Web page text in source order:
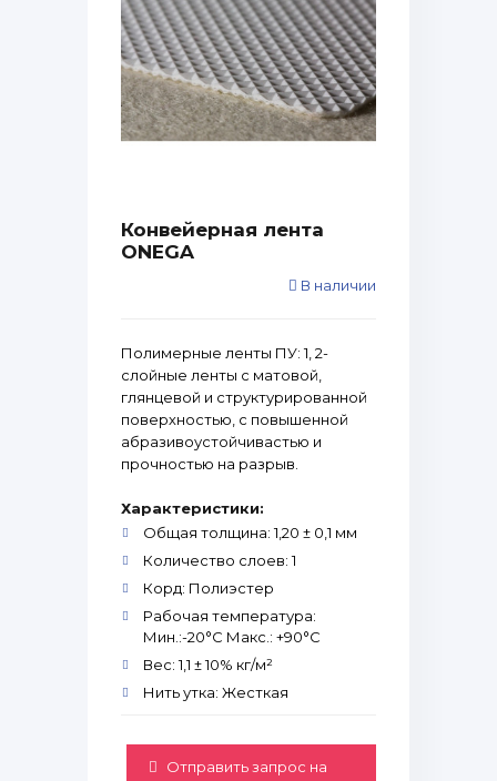
Конвейерная лента
ONEGA
В наличии
Полимерные ленты ПУ: 1, 2-
слойные ленты с матовой,
глянцевой и структурированной
поверхностью, с повышенной
абразивоустойчивастью и
прочностью на разрыв.
Характеристики:
Общая толщина: 1,20 ± 0,1 мм
Количество слоев: 1
Корд: Полиэстер
Рабочая температура:
Мин.:-20°С Макс.: +90°С
Вес: 1,1 ± 10% кг/м²
Нить утка: Жесткая
Отправить запрос на